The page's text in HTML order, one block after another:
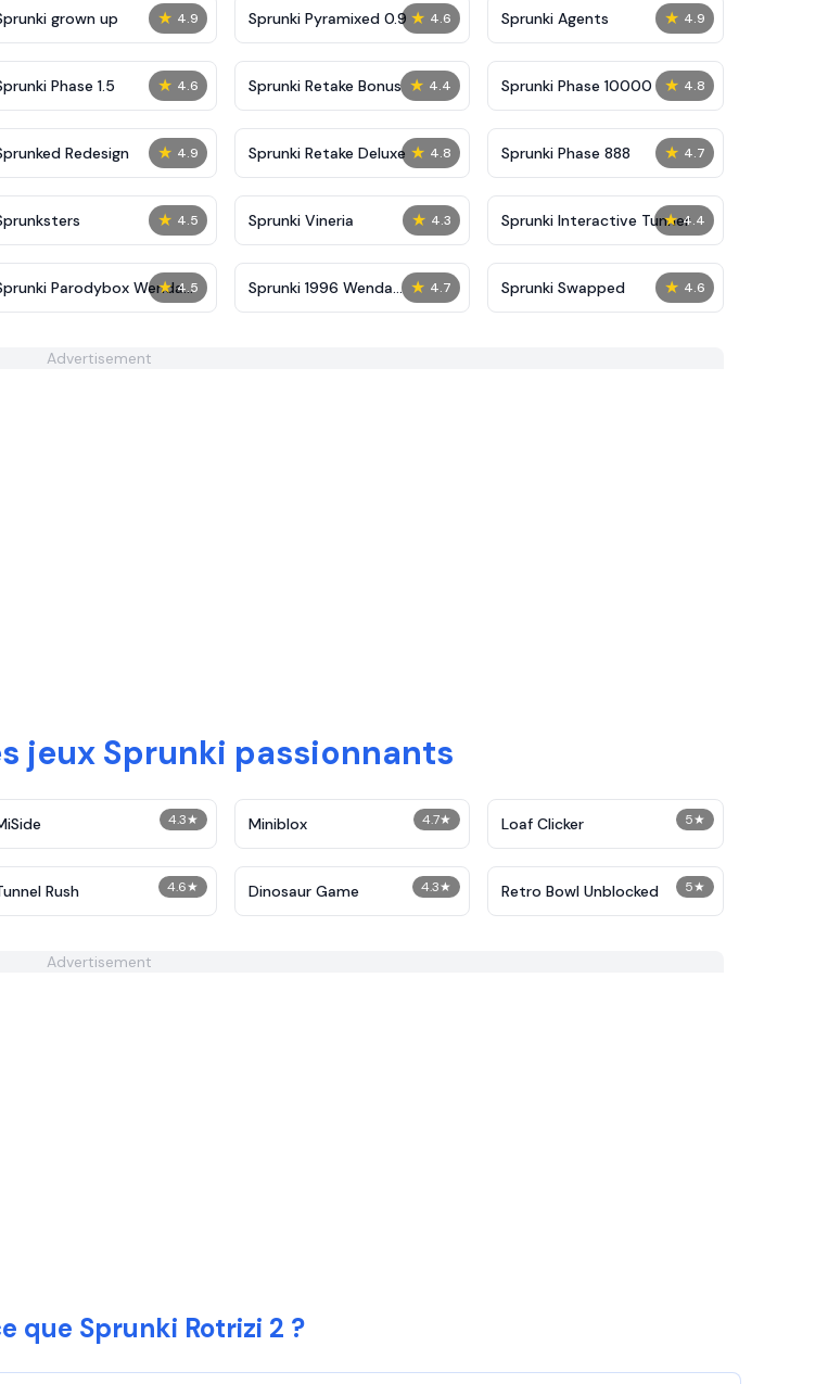
★ 4.9
grown up ★ 4.6
Sprunki Pyramixed 0.9 ★ 4.9
Sprunki Agents
★ 4.6
Phase 1.5 ★ 4.4
Sprunki Retake Bonus ★ 4.8
Sprunki Phase 10000
★ 4.9
Redesign ★ 4.8
Sprunki Retake Deluxe ★ 4.7
Sprunki Phase 888
★ 4.5 ★ 4.3
Sprunki Vineria ★ 4.4
Sprunki Interactive Tunner
★ 4.5
Parodybox Wenda
★ 4.7
Sprunki 1996 Wenda
Treatment
★ 4.6
Sprunki Swapped
Advertisement
jeux Sprunki passionnants
4.3★ 4.7★
Miniblox 5★
Loaf Clicker
4.6★
Rush 4.3★
Dinosaur Game 5★
Retro Bowl Unblocked
Advertisement
que Sprunki Rotrizi 2 ?